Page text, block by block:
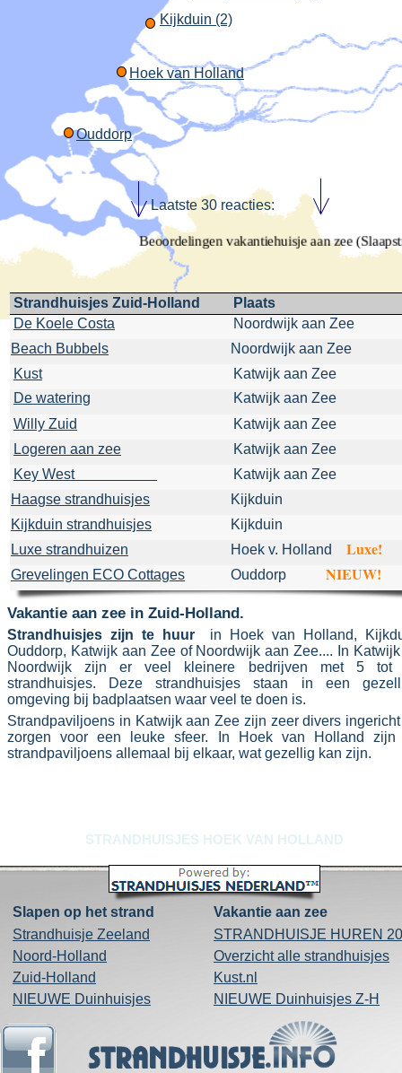
Slapen op het strand
Strandhuisje Zeeland
Noord-Holland
Zuid-Holland
NIEUWE Duinhuisjes
Vakantie aan zee
STRANDHUISJE HUREN
Overzicht alle strandhuisjes
Kust.nl
NIEUWE Duinhuisjes Z-H
Laatste 30 reacties:
Vakantie aan zee in Zuid-Holland.
Strandhuisjes zijn te huur in
Hoek van Holland,
Ouddorp, Katwijk aan Zee of Noordwijk aan Zee.... In
Noordwijk zijn er veel kleinere bedrijven met 5 tot
strandhuisjes. Deze strandhuisjes staan in een
omgeving bij badplaatsen waar veel te doen is.
Strandpaviljoens in Katwijk aan Zee zijn zeer divers
zorgen voor een leuke sfeer. In Hoek van Holland zijn
strandpaviljoens allemaal bij elkaar, wat gezellig kan zijn.
Hoek van Holland
Kijkduin (2)
STRANDHUISJES HOEK VAN HOLLAND
Beoordelingen vakantiehuisje aan zee
Strandhuisjes Zuid-Holland
Plaats
De Koele Costa
Noordwijk aan Zee
Beach Bubbels
Noordwijk aan Zee
Kust
Katwijk aan Zee
De watering
Katwijk aan Zee
Willy Zuid
Katwijk aan Zee
Logeren aan zee
Katwijk aan Zee
Key West
Katwijk aan Zee
Haagse strandhuisjes
Kijkduin
Kijkduin strandhuisjes
Kijkduin
Luxe strandhuizen
Hoek v. Holland Luxe!
Grevelingen ECO Cottages Ouddorp NIEUW!
Ouddorp